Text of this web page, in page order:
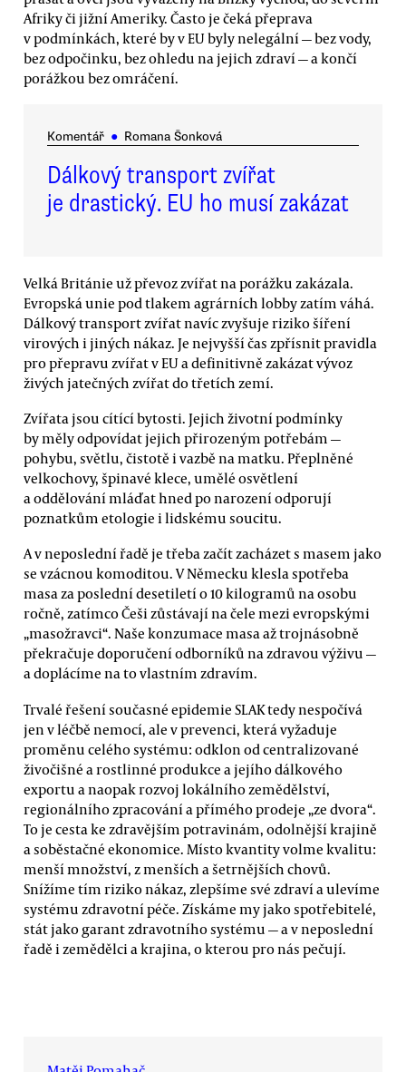
Afriky či jižní Ameriky. Často je čeká přeprava
v podmínkách, které by v EU byly nelegální — bez vody,
bez odpočinku, bez ohledu na jejich zdraví — a končí
porážkou bez omráčení.
Komentář ● Romana Šonková
Dálkový transport zvířat
je drastický. EU ho musí zakázat
Velká Británie už převoz zvířat na porážku zakázala.
Evropská unie pod tlakem agrárních lobby zatím váhá.
Dálkový transport zvířat navíc zvyšuje riziko šíření
virových i jiných nákaz. Je nejvyšší čas zpřísnit pravidla
pro přepravu zvířat v EU a definitivně zakázat vývoz
živých jatečných zvířat do třetích zemí.
Zvířata jsou cítící bytosti. Jejich životní podmínky
by měly odpovídat jejich přirozeným potřebám —
pohybu, světlu, čistotě i vazbě na matku. Přeplněné
velkochovy, špinavé klece, umělé osvětlení
a oddělování mláďat hned po narození odporují
poznatkům etologie i lidskému soucitu.
A v neposlední řadě je třeba začít zacházet s masem jako
se vzácnou komoditou. V Německu klesla spotřeba
masa za poslední desetiletí o 10 kilogramů na osobu
ročně, zatímco Češi zůstávají na čele mezi evropskými
„masožravci“. Naše konzumace masa až trojnásobně
překračuje doporučení odborníků na zdravou výživu —
a doplácíme na to vlastním zdravím.
Trvalé řešení současné epidemie SLAK tedy nespočívá
jen v léčbě nemocí, ale v prevenci, která vyžaduje
proměnu celého systému: odklon od centralizované
živočišné a rostlinné produkce a jejího dálkového
exportu a naopak rozvoj lokálního zemědělství,
regionálního zpracování a přímého prodeje „ze dvora“.
To je cesta ke zdravějším potravinám, odolnější krajině
a soběstačné ekonomice. Místo kvantity volme kvalitu:
menší množství, z menších a šetrnějších chovů.
Snížíme tím riziko nákaz, zlepšíme své zdraví a ulevíme
systému zdravotní péče. Získáme my jako spotřebitelé,
stát jako garant zdravotního systému — a v neposlední
řadě i zemědělci a krajina, o kterou pro nás pečují.